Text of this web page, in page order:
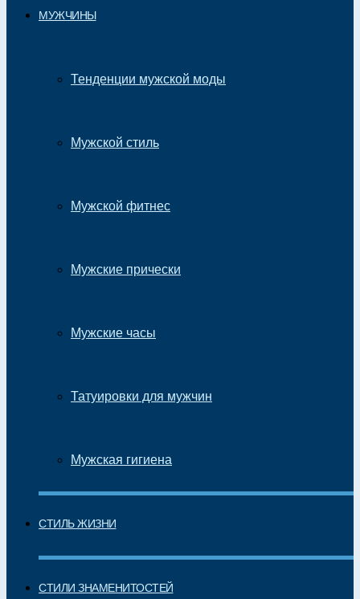
МУЖЧИНЫ
Тенденции мужской моды
Мужской стиль
Мужской фитнес
Мужские прически
Мужские часы
Татуировки для мужчин
Мужская гигиена
СТИЛЬ ЖИЗНИ
СТИЛИ ЗНАМЕНИТОСТЕЙ